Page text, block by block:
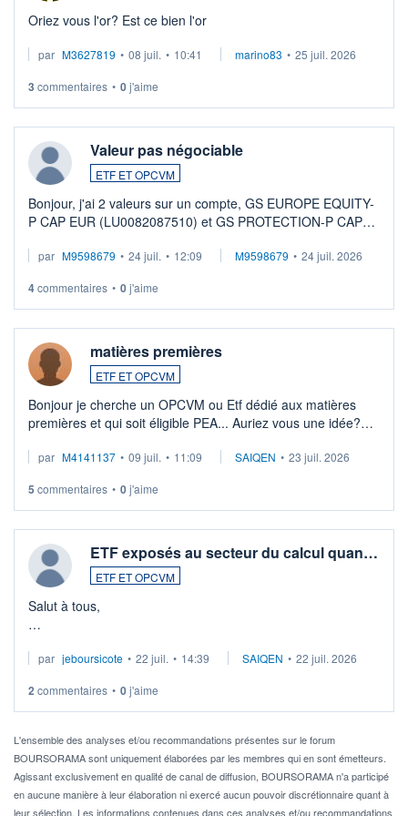
Oriez vous l'or? Est ce bien l'or
par M3627819 • 08 juil. • 10:41 marino83 • 25 juil. 2026
3 commentaires • 0j'aime
Valeur pas négociable
ETF ET OPCVM
Bonjour, j'ai 2 valeurs sur un compte, GS EUROPE EQUITY-
P CAP EUR (LU0082087510) et GS PROTECTION-P CAP
veux procéder à la vente, on me signale ...
par M9598679 • 24 juil. • 12:09 M9598679 • 24 juil. 2026
4commentaires • 0j'aime
matières premières
ETF ET OPCVM
Bonjour je cherche un OPCVM ou Etf dédié aux matières
premières et qui soit éligible PEA... Auriez vous une idée?
par M4141137 • 09 juil. • 11:09 SAIQEN • 23 juil. 2026
5 commentaires • 0j'aime
ETF exposés au secteur du calcul quan…
ETF ET OPCVM
Salut à tous,
via un ETF plutôt que des actions individuelles.
Idéalement, je voudrais qu'il soit éligible au PEA.
Pour l' ...
par jeboursicote • 22 juil. • 14:39 SAIQEN • 22 juil. 2026
2 commentaires • 0j'aime
L'ensemble des analyses et/ou recommandations présentes sur le forum
BOURSORAMA sont uniquement élaborées par les membres qui en sont émetteurs.
Agissant exclusivement en qualité de canal de diffusion, BOURSORAMA n'a participé
en aucune manière à leur élaboration ni exercé aucun pouvoir discrétionnaire quant à
leur sélection. Les informations contenues dans ces analyses et/ou recommandations